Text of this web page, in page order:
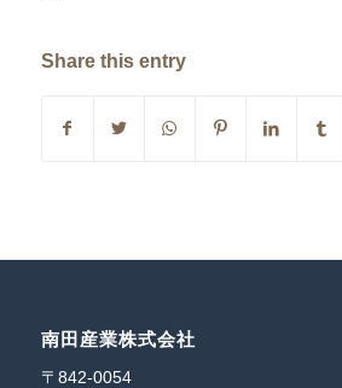
Share this entry
南田産業株式会社
〒842-0054